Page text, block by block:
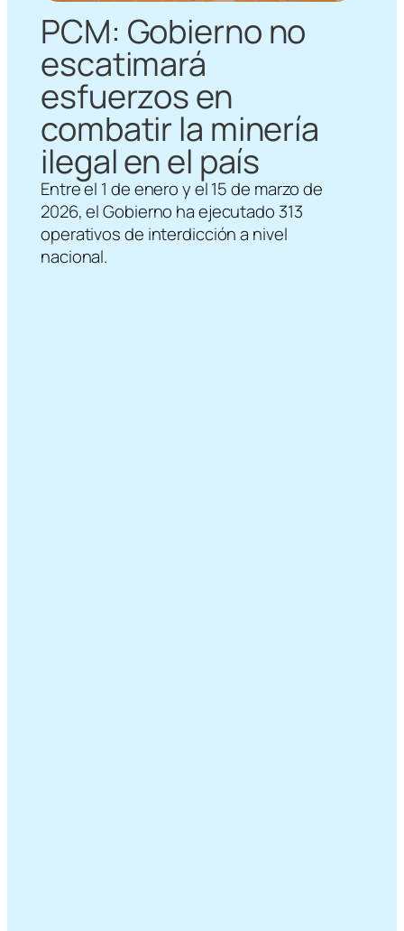
PCM: Gobierno no
escatimará
esfuerzos en
combatir la minería
ilegal en el país
Entre el 1 de enero y el 15 de marzo de
2026, el Gobierno ha ejecutado 313
operativos de interdicción a nivel
nacional.